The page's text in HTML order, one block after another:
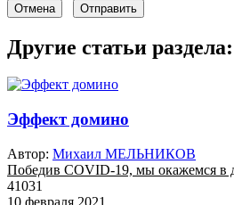
Отмена Отправить
Другие статьи раздела:
Эффект домино
Автор: Михаил МЕЛЬНИКОВ
Победив COVID-19, мы окажемся в
41031
10 февраля 2021